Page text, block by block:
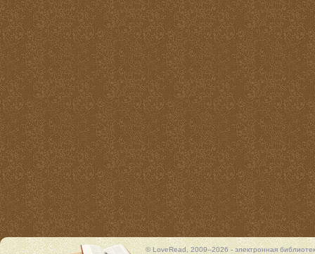
© LoveRead, 2009–2026 - электронная